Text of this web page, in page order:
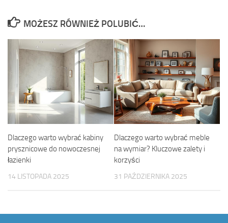
MOŻESZ RÓWNIEŻ POLUBIĆ…
Dlaczego warto wybrać kabiny
prysznicowe do nowoczesnej
łazienki
14 LISTOPADA 2025
Dlaczego warto wybrać meble
na wymiar? Kluczowe zalety i
korzyści
31 PAŹDZIERNIKA 2025